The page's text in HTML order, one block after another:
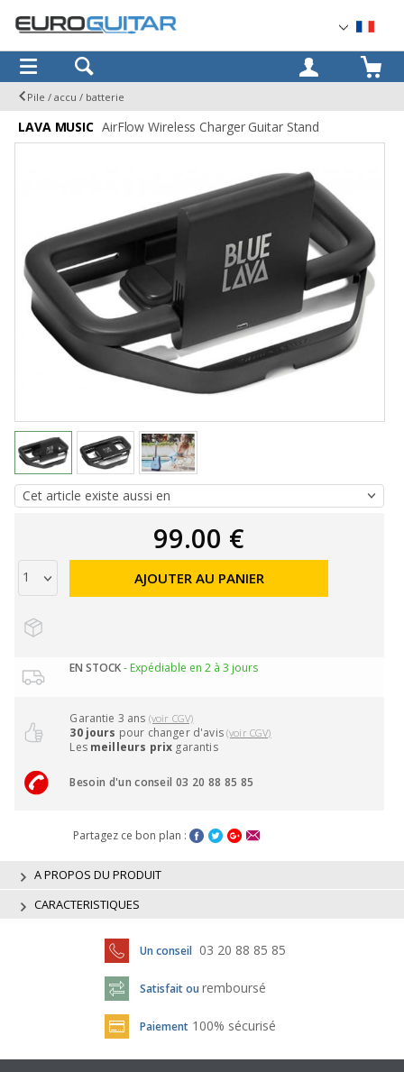
OK
Pile / accu / batterie
LAVA MUSIC AirFlow Wireless Charger Guitar Stand
99.00 €
AJOUTER AU PANIER
EN STOCK- Expédiable en 2 à 3 jours
Garantie 3 ans (voir CGV)
30 jours pour changer d'avis(voir CGV)
Les meilleurs prix garantis
Besoin d'un conseil 03 20 88 85 85
Partagez ce bon plan :
A PROPOS DU PRODUIT
CARACTERISTIQUES
Un conseil 03 20 88 85 85
Satisfait ou remboursé
Paiement 100% sécurisé